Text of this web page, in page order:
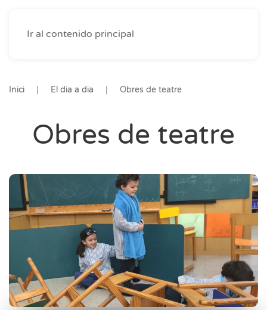
Ir al contenido principal
Inici El dia a dia Obres de teatre
Obres de teatre